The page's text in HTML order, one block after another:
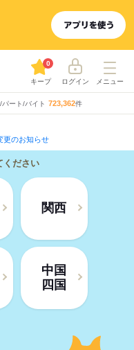
キープ
0
ログイン メニュー
ート/バイト 723,362件
更のお知らせ
ください
関西
中国
四国